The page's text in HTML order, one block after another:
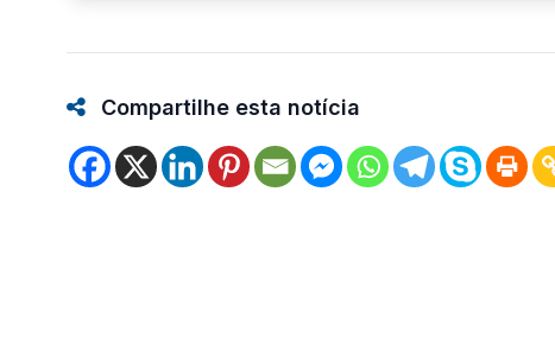
Compartilhe esta notícia